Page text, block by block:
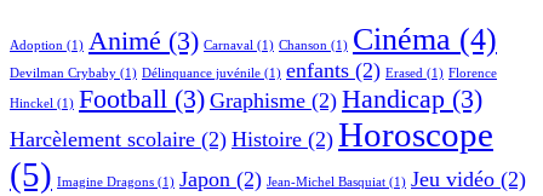
Adoption (1) Animé (3) Carnaval (1) Chanson (1) Cinéma (4)
Devilman Crybaby (1) Délinquance juvénile (1) enfants (2) Erased (1) Florence
Hinckel (1) Football (3) Graphisme (2) Handicap (3)
Harcèlement scolaire (2) Histoire (2) Horoscope
(5) Imagine Dragons (1) Japon (2) Jean-Michel Basquiat (1) Jeu vidéo (2)